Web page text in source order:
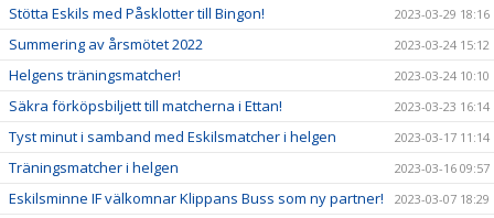
Stötta Eskils med Påsklotter till Bingon! 2023-03-29 18:16
Summering av årsmötet 2022 2023-03-24 15:12
Helgens träningsmatcher! 2023-03-24 10:10
Säkra förköpsbiljett till matcherna i Ettan! 2023-03-23 16:14
Tyst minut i samband med Eskilsmatcher i helgen 2023-03-17 11:14
Träningsmatcher i helgen 2023-03-16 09:57
Eskilsminne IF välkomnar Klippans Buss som ny partner! 2023-03-07 18:29